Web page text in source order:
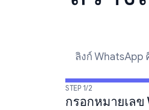
ลิงก์ WhatsApp
STEP 1/2
กรอกหมายเลข